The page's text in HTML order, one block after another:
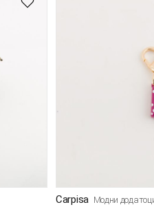
Carpisa Модни